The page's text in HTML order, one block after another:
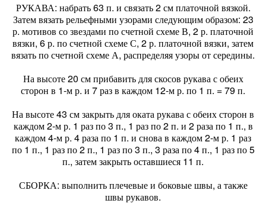
РУКАВА: набрать 63 п. и связать 2 см платочной вязкой.
Затем вязать рельефными узорами следующим образом: 23
р. мотивов со звездами по счетной схеме В, 2 р. платочной
вязки, 6 р. по счетной схеме С, 2 р. платочной вязки, затем
вязать по счетной схеме А, распределяя узоры от середины.
На высоте 20 см прибавить для скосов рукава с обеих
сторон в 1-м р. и 7 раз в каждом 12-м р. по 1 п. = 79 п.
На высоте 43 см закрыть для оката рукава с обеих сторон в
каждом 2-м р. 1 раз по 3 п., 1 раз по 2 п. и 2 раза по 1 п., в
каждом 4-м р. 4 раза по 1 п. и снова в каждом 2-м р. 1 раз
по 1 п., 1 раз по 2 п., 1 раз по 3 п., 3 раза по 4 п., 1 раз по 5
п., затем закрыть оставшиеся 11 п.
СБОРКА: выполнить плечевые и боковые швы, а также
швы рукавов.